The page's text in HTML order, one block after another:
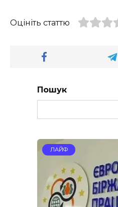
Оцініть статтю
Пошук
ЛАЙФ